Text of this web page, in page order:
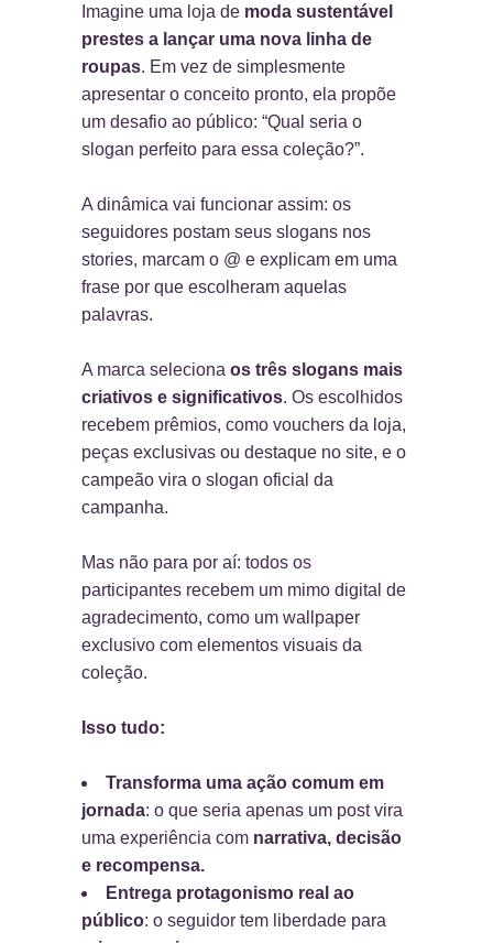
Imagine uma loja de moda sustentável
prestes a lançar uma nova linha de
roupas. Em vez de simplesmente
apresentar o conceito pronto, ela propõe
um desafio ao público: “Qual seria o
slogan perfeito para essa coleção?”.
A dinâmica vai funcionar assim: os
seguidores postam seus slogans nos
stories, marcam o @ e explicam em uma
frase por que escolheram aquelas
palavras.
A marca seleciona os três slogans mais
criativos e significativos. Os escolhidos
recebem prêmios, como vouchers da loja,
peças exclusivas ou destaque no site, e o
campeão vira o slogan oficial da
campanha.
Mas não para por aí: todos os
participantes recebem um mimo digital de
agradecimento, como um wallpaper
exclusivo com elementos visuais da
coleção.
Isso tudo:
Transforma uma ação comum em
jornada: o que seria apenas um post vira
uma experiência com narrativa, decisão
e recompensa.
Entrega protagonismo real ao
público: o seguidor tem liberdade para